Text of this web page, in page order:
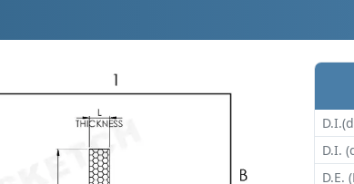
D.I.
D.E.